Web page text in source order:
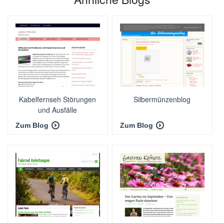
Kabelfernseh Störungen
und Ausfälle
Zum Blog
Silbermünzenblog
Zum Blog